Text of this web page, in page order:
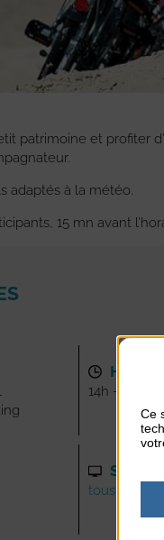
patrimoine et profiter
adaptés à la météo.
15 mn avant
14h - 17h30
SITE
tous-a-
Ce